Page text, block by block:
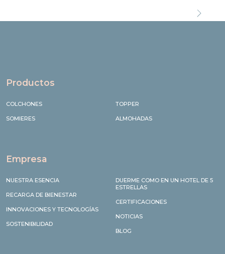
Productos
COLCHONES
SOMIERES
TOPPER
ALMOHADAS
Empresa
NUESTRA ESENCIA
RECARGA DE BIENESTAR
INNOVACIONES Y TECNOLOGÍAS
SOSTENIBILIDAD
DUERME COMO EN UN HOTEL DE 5
ESTRELLAS
CERTIFICACIONES
NOTICIAS
BLOG